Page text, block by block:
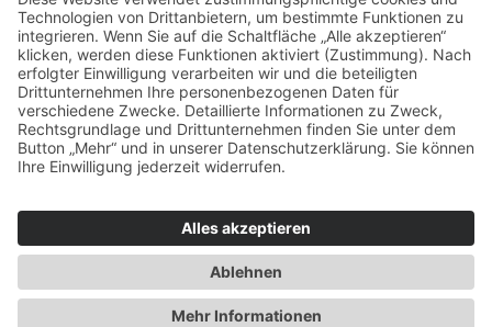
Verkaufen Sie Ihr Haus oder Ihre
Eigen­tums­woh­nung und bleiben Sie
darin wohnen.
Jetzt Ermittlung starten »
Regional